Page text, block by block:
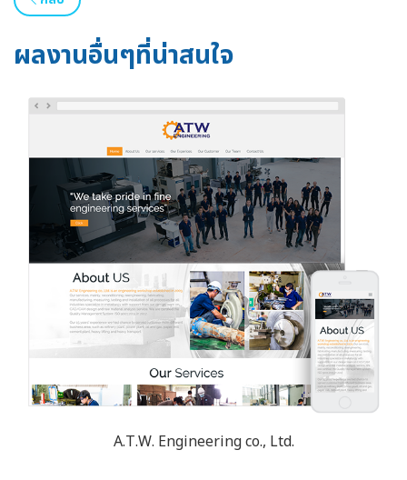
ผลงานอื่นๆที่น่าสนใจ
A.T.W. Engineering co., Ltd.